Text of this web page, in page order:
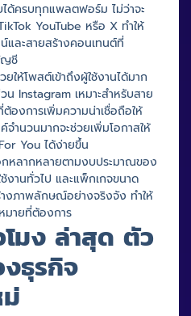
ด้ครบทุกแพลตฟอร์ม ไม่ว่าจะ
YouTube หรือ X ทำให้
ละสายสร้างคอนเทนต์ที่
ญชี
ให้โพสต์เข้าถึงผู้ใช้งานได้มาก
น Instagram เหมาะสำหรับสาย
องการเพิ่มความน่าเชื่อถือให้
ำนวนมากจะช่วยเพิ่มโอกาสให้
You ได้ง่ายขึ้น
หลากหลายตามงบประมาณของ
งานทั่วไป และแพ็กเกจขนาด
งภาพลักษณ์อย่างจริงจัง ทำให้
มายที่ต้องการ
มง ล่าสุด ตัว
ธุรกิจ